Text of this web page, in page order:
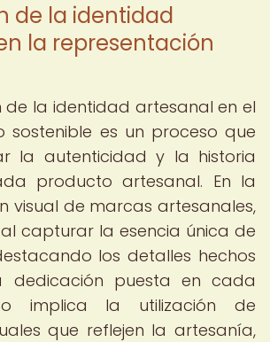
de la identidad
la representación
de la identidad artesanal en el
sostenible es un proceso que
la autenticidad y la historia
producto artesanal. En la
visual de marcas artesanales,
capturar la esencia única de
los detalles hechos
puesta en cada
implica la utilización de
que reflejen la artesanía,